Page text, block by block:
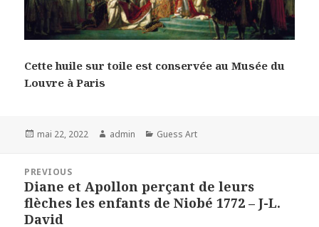
Cette huile sur toile est conservée au Musée du
Louvre à Paris
Posted
mai 22, 2022 Author
admin Categories
Guess Art
l’article
PREVIOUS
Previous
post:
Diane et Apollon perçant de leurs
flèches les enfants de Niobé 1772 – J-L.
David